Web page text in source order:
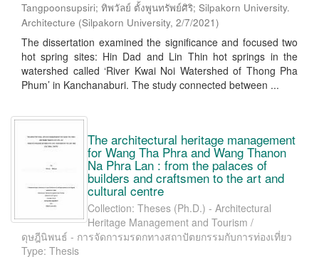
Tangpoonsupsiri; ทิพวัลย์ ตั้งพูนทรัพย์ศิริ; Silpakorn University.
Architecture (Silpakorn University, 2/7/2021)
The dissertation examined the significance and focused two
hot spring sites: Hin Dad and Lin Thin hot springs in the
watershed called ‘River Kwai Noi Watershed of Thong Pha
Phum’ in Kanchanaburi. The study connected between ...
The architectural heritage management
for Wang Tha Phra and Wang Thanon
Na Phra Lan : from the palaces of
builders and craftsmen to the art and
cultural centre
Collection: Theses (Ph.D.) - Architectural
Heritage Management and Tourism /
ดุษฎีนิพนธ์ - การจัดการมรดกทางสถาปัตยกรรมกับการท่องเที่ยว
Type: Thesis